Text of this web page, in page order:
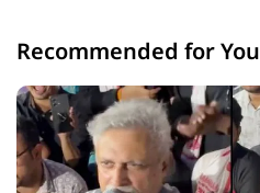
Recommended for You